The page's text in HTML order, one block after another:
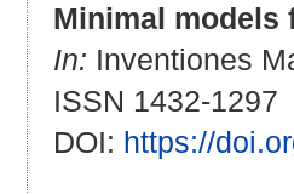
Minimal models
In: Inventiones
ISSN 1432-1297
DOI: https://